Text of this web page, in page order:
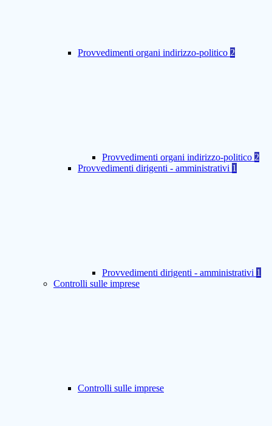
Provvedimenti organi indirizzo-politico 2
Provvedimenti organi indirizzo-politico 2
Provvedimenti dirigenti - amministrativi 1
Provvedimenti dirigenti - amministrativi 1
Controlli sulle imprese
Controlli sulle imprese